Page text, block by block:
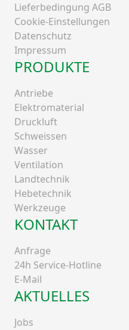
Lieferbedingung AGB
Cookie-Einstellungen
Datenschutz
Impressum
PRODUKTE
Antriebe
Elektromaterial
Druckluft
Schweissen
Wasser
Ventilation
Landtechnik
Hebetechnik
Werkzeuge
KONTAKT
Anfrage
24h Service-Hotline
E-Mail
AKTUELLES
Jobs